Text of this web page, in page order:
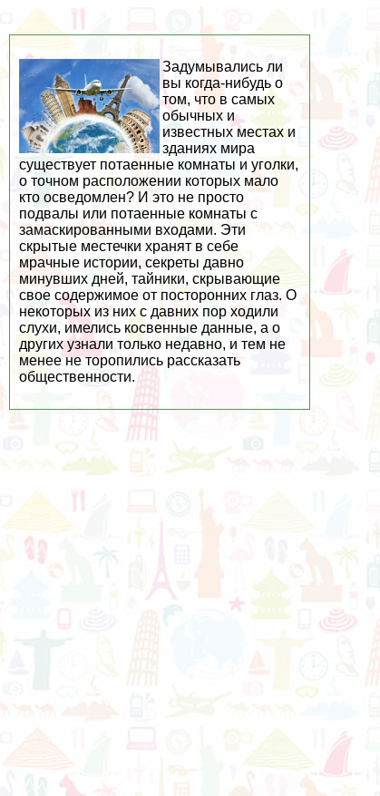
Задумывались ли
вы когда-нибудь о
том, что в самых
обычных и
известных местах и
зданиях мира
существует потаенные комнаты и уголки,
о точном расположении которых мало
кто осведомлен? И это не просто
подвалы или потаенные комнаты с
замаскированными входами. Эти
скрытые местечки хранят в себе
мрачные истории, секреты давно
минувших дней, тайники, скрывающие
свое содержимое от посторонних глаз. О
некоторых из них с давних пор ходили
слухи, имелись косвенные данные, а о
других узнали только недавно, и тем не
менее не торопились рассказать
общественности.